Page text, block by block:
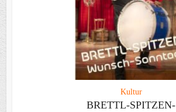
Kultur
BRETTL-SPITZEN-